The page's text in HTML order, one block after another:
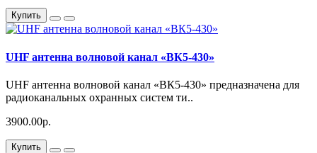
Купить
UHF антенна волновой канал «ВК5-430»
UHF антенна волновой канал «ВК5-430» предназначена для
радиоканальных охранных систем ти..
3900.00р.
Купить